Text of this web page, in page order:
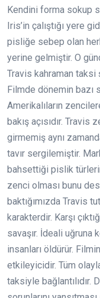
Kendini forma sokup
Iris’in çalıştığı yere
pisliğe sebep olan
yerine gelmiştir. O
Travis kahraman taksi
Filmde dönemin bazı
Amerikalıların
bakış açısıdır.
girmemiş aynı
tavır sergilemiştir.
bahsettiği pislik
zenci olması bunu
baktığımızda Travis
karakterdir. Karşı
savaşır. İdeali uğruna
insanları öldürür.
etkileyicidir. Tüm
taksiyle